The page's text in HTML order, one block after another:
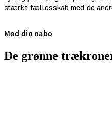
stærkt fællesskab med de
Mød din nabo
De grønne